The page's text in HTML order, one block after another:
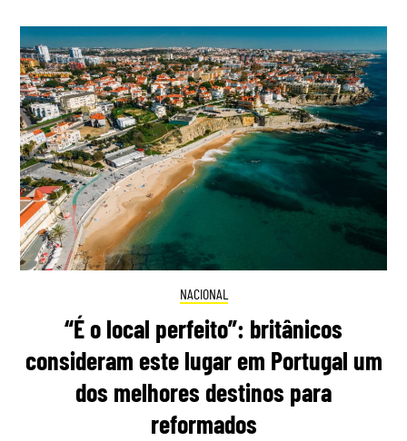
NACIONAL
“É o local perfeito”: britânicos
consideram este lugar em Portugal um
dos melhores destinos para
reformados